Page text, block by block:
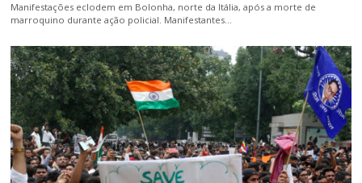
Manifestações eclodem em Bolonha, norte da Itália, após a morte de
marroquino durante ação policial. Manifestantes…